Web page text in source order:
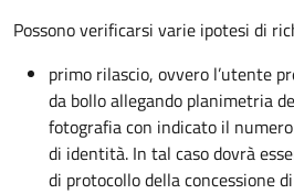
Possono verificarsi varie ipotesi di
primo rilascio, ovvero l’utente
da bollo allegando planimetria
fotografia con indicato il
di identità. In tal caso dovrà
di protocollo della concessione